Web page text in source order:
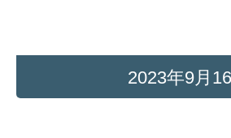
2023年9月